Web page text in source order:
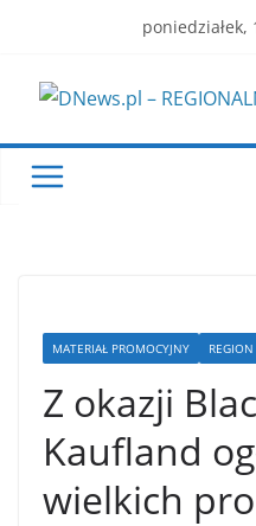
content
MATERIAŁ PROMOCYJNY REGION
Z okazji
Kaufland
wielkich